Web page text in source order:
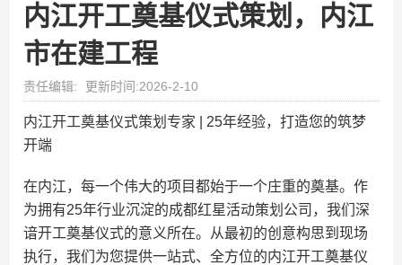
内江开工奠基仪式策划，内江
市在建工程
责任编辑: 更新时间:2026-2-10
内江开工奠基仪式策划专家 | 25年经验，打造您的筑梦
开端
在内江，每一个伟大的项目都始于一个庄重的奠基。作
为拥有25年行业沉淀的成都红星活动策划公司，我们深
谙开工奠基仪式的意义所在。从最初的创意构思到现场
执行，我们为您提供一站式、全方位的内江开工奠基仪